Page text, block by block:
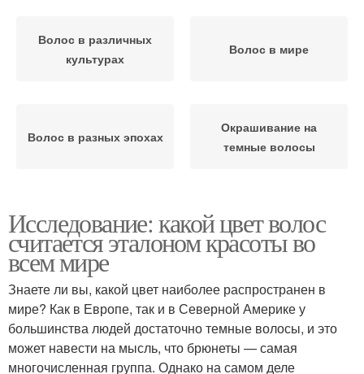
Волос в различных
культурах
Волос в мире
Волос в разных эпохах
Окрашивание на
темные волосы
Исследование: какой цвет волос
считается эталоном красоты во
всем мире
Знаете ли вы, какой цвет наиболее распространен в
мире? Как в Европе, так и в Северной Америке у
большинства людей достаточно темные волосы, и это
может навести на мысль, что брюнеты — самая
многочисленная группа. Однако на самом деле